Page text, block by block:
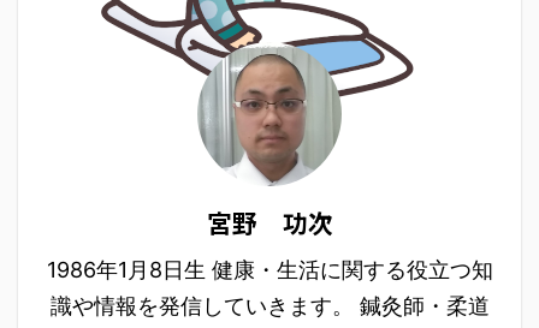
宮野 功次
1986年1月8日生 健康・生活に関する役立つ知
識や情報を発信していきます。 鍼灸師・柔道